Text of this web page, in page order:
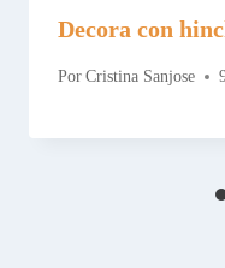
Decora con
Por Cristina Sanjose